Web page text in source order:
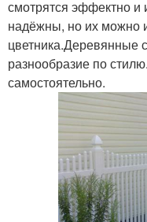
смотрятся эффектно
надёжны, но их можно
цветника.Деревянные
разнообразие по
самостоятельно.